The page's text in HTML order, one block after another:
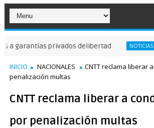
privados delibertad NOTICIAS DE SAN
INICIO NACIONALES
CNTT reclama liberar
penalización multas
CNTT reclama liberar a
por penalización multas